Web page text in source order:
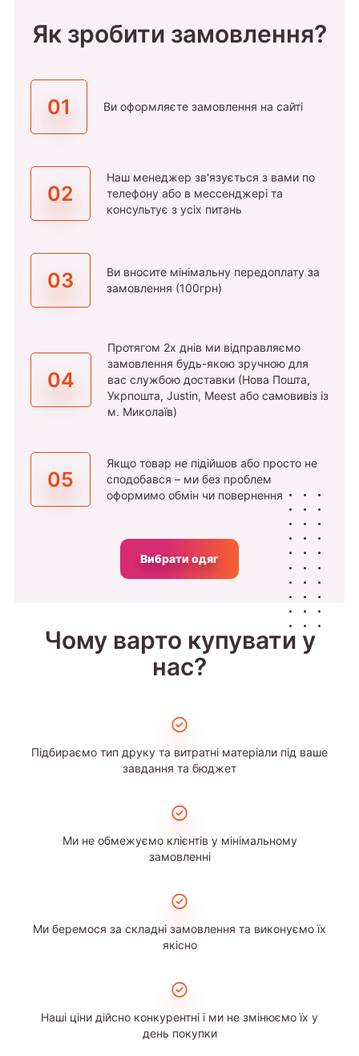
Як зробити замовлення?
01 Ви оформляєте замовлення на сайті
02
Наш менеджер зв'язується з вами по
телефону або в мессенджері та
консультує з усіх питань
03
Ви вносите мінімальну передоплату за
замовлення (100грн)
04
Протягом 2х днів ми відправляємо
замовлення будь-якою зручною для
вас службою доставки (Нова Пошта,
Укрпошта, Justin, Meest або самовивіз із
м. Миколаїв)
05
Якщо товар не підійшов або просто не
сподобався – ми без проблем
оформимо обмін чи повернення
Вибрати одяг
Чому варто купувати у
нас?
Підбираємо тип друку та витратні матеріали під ваше
завдання та бюджет
Ми не обмежуємо клієнтів у мінімальному
замовленні
Ми беремося за складні замовлення та виконуємо їх
якісно
Наші ціни дійсно конкурентні і ми не змінюємо їх у
день покупки